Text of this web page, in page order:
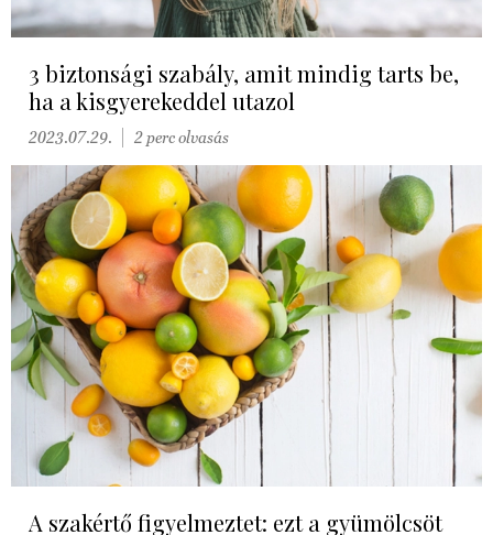
3 biztonsági szabály, amit mindig tarts be,
ha a kisgyerekeddel utazol
2023.07.29. 2 perc olvasás
A szakértő figyelmeztet: ezt a gyümölcsöt